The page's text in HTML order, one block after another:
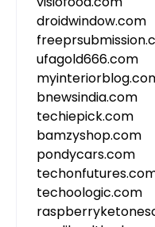
droidwindow.com
ufagold666.com
bnewsindia.com
techiepick.com
bamzyshop.com
pondycars.com
techoologic.com